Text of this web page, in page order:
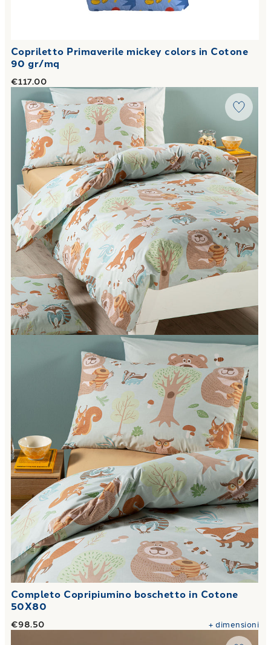
Copriletto Primaverile mickey colors in Cotone
90 gr/mq
€117.00
Link to "Completo Copripiumino boschetto in Cotone
Completo Copripiumino boschetto in Cotone
50X80
€98.50 +dimensioni
Completo Lenzuola Serenity Floreale in Flanella